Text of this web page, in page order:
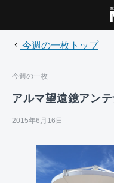
今週の一枚トップ
今週の一枚
アルマ望遠鏡アン
2015年6月16日